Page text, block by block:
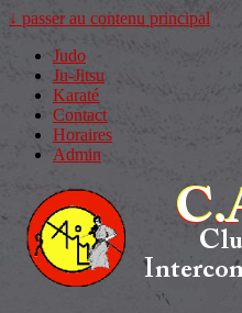
↓ passer au contenu principal
Judo
Ju-Jitsu
Karaté
Contact
Horaires
Admin